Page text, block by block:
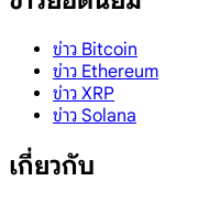
ข่าว Bitcoin
ข่าว Ethereum
ข่าว XRP
ข่าว Solana
เกี่ยวกับ